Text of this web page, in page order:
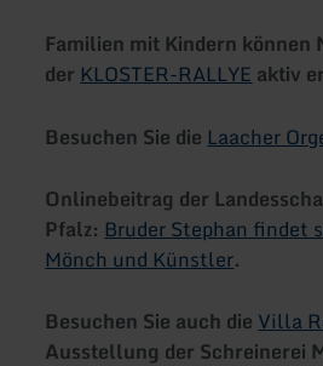
Familien mit Kindern können
derKLOSTER-RALLYEaktiv
Besuchen Sie die Laacher
Onlinebeitrag der
Pfalz: Bruder Stephan findet
Mönch und Künstler.
Besuchen Sie auch dieVilla
Ausstellung der Schreinerei